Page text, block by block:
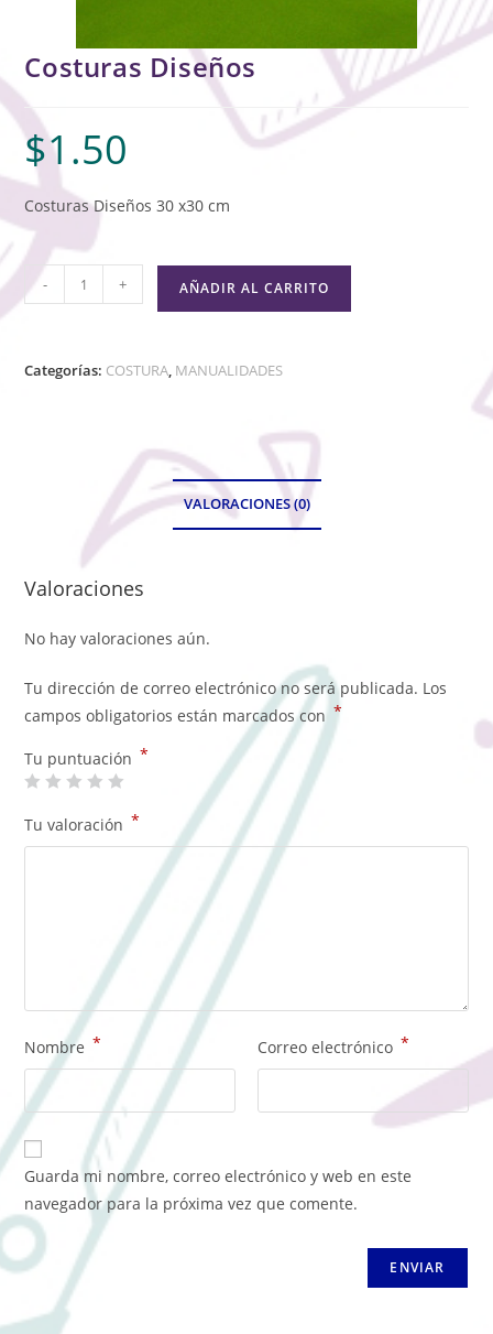
Costuras Diseños
$1.50
Costuras Diseños 30 x30 cm
- + AÑADIR AL CARRITO
Categorías: COSTURA, MANUALIDADES
VALORACIONES (0)
Valoraciones
No hay valoraciones aún.
Tu dirección de correo electrónico no será publicada. Los
campos obligatorios están marcados con *
Tu puntuación *
Tu valoración *
Nombre * Correo electrónico *
Guarda mi nombre, correo electrónico y web en este
navegador para la próxima vez que comente.